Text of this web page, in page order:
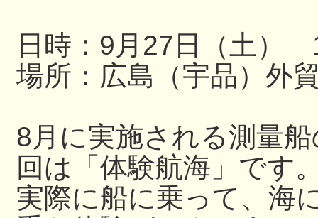
日時：9月27日（土）
場所：広島（宇品）外
8月に実施される測量
回は「体験航海」です
実際に船に乗って、海